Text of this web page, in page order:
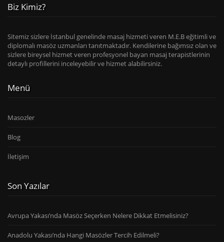
Biz Kimiz?
Sitemiz sizlere İstanbul genelinde masaj hizmeti veren M.E.B eğitimli ve
diplomalı masöz uzmanları tanıtmaktadır. Kendilerine bağımsız olan ve
sizlere bireysel hizmet veren profesyonel bayan masaj terapistlerinin
detaylı profillerini inceleyebilir ve hizmet alabilirsiniz.
Menü
Masozler
Blog
İletişim
Son Yazılar
Avrupa Yakası’nda Masöz Seçerken Nelere Dikkat Etmelisiniz?
Anadolu Yakası’nda Hangi Masözler Tercih Edilmeli?